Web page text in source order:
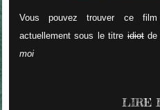
Vous pouvez trouver ce
actuellement sous le titreidiotde
moi
LIRE